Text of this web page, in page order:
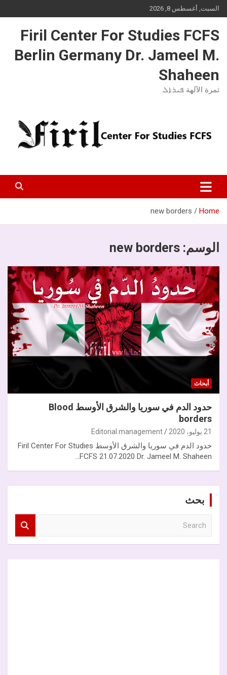
Skip
to
السبت, أغسطس 8, 2026
Firil Center For Studies FCFS
Berlin Germany Dr. Jameel M.
Shaheen
ثمرة الآلهة ܦܝܪܐܠ
Home
new borders
الوسم: new borders
أبحاث
حدود الدم في سوريا والشرق الأوسط Blood
borders
21 يوليو، 2020 Editorial management
حدود الدم في سوريا والشرق الأوسط Firil Center For Studies
FCFS 21.07.2020 Dr. Jameel M. Shaheen…
بحث